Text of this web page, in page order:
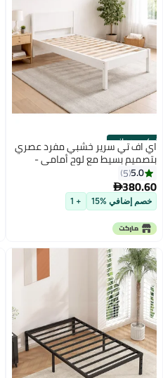
تركيب مجاني
اي اف تي سرير خشبي مفرد عصري
بتصميم بسيط مع لوح أمامي -
دعامة متينة من الخشب الصلب،
موفر للمساحة مع شرائح معززة،
مقاس 90 × 190 سم، لون أبيض
5.0
5
380.60
خصم إضافي %15 + 1